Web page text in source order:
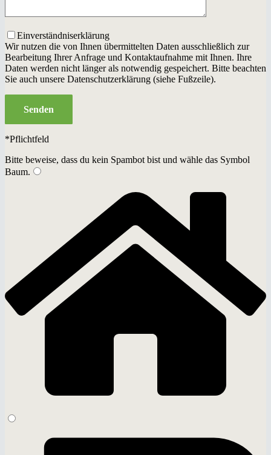
Einverständniserklärung
Wir nutzen die von Ihnen übermittelten Daten ausschließlich zur
Bearbeitung Ihrer Anfrage und Kontaktaufnahme mit Ihnen. Ihre
Daten werden nicht länger als notwendig gespeichert. Bitte beachten
Sie auch unsere Datenschutzerklärung (siehe Fußzeile).
*Pflichtfeld
Bitte beweise, dass du kein Spambot bist und wähle das Symbol
Baum.